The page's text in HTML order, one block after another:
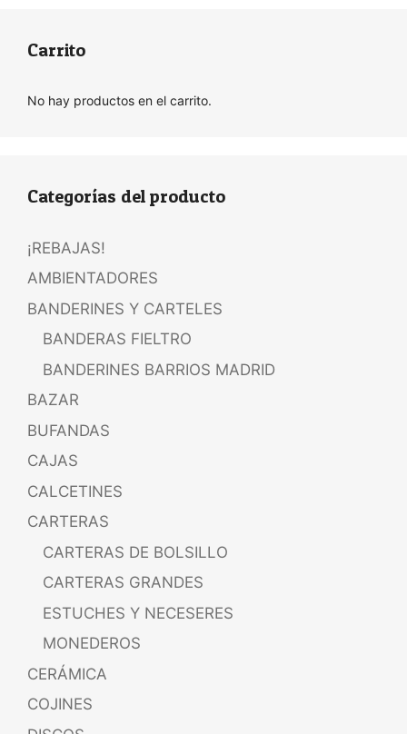
Carrito
No hay productos en el carrito.
Categorías del producto
¡REBAJAS!
AMBIENTADORES
BANDERINES Y CARTELES
BANDERAS FIELTRO
BANDERINES BARRIOS MADRID
BAZAR
BUFANDAS
CAJAS
CALCETINES
CARTERAS
CARTERAS DE BOLSILLO
CARTERAS GRANDES
ESTUCHES Y NECESERES
MONEDEROS
CERÁMICA
COJINES